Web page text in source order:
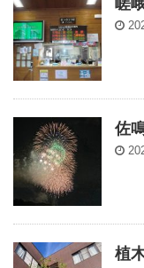
嵯
佐
植